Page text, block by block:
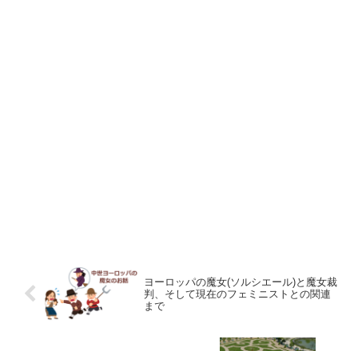
ヨーロッパの魔女(ソルシエール)と魔女裁
判、そして現在のフェミニストとの関連
まで